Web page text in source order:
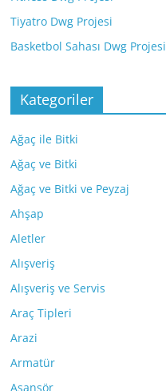
Tiyatro Dwg Projesi
Basketbol Sahası Dwg Projesi
Kategoriler
Ağaç ile Bitki
Ağaç ve Bitki
Ağaç ve Bitki ve Peyzaj
Ahşap
Aletler
Alışveriş
Alışveriş ve Servis
Araç Tipleri
Arazi
Armatür
Asansör